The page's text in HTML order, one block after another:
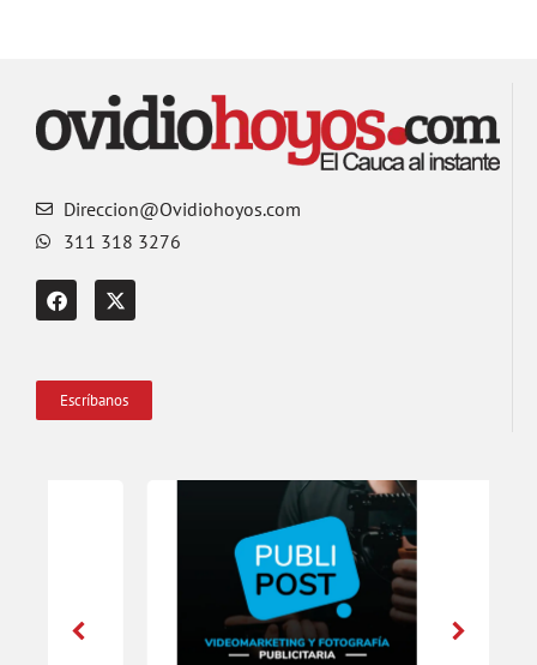
Direccion@Ovidiohoyos.com
311 318 3276
Escríbanos